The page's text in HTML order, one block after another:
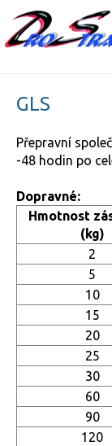
GLS
Přepravní
-48 hodin po
Dopravné:
Hmotnost
(kg)
2
5
10
15
20
25
30
60
90
120